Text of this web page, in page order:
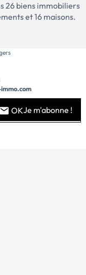
26 biens immobiliers
et 16 maisons.
OKJe m'abonne !